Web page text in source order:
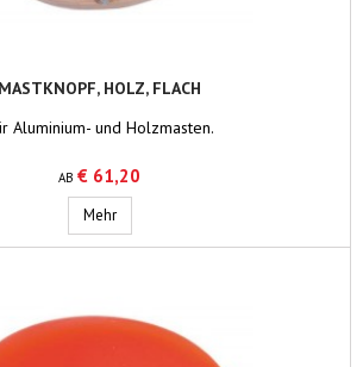
MASTKNOPF, HOLZ, FLACH
Aluminium- und Holzmasten.
AB € 61,20
MehrMastknopf, Holz, flach